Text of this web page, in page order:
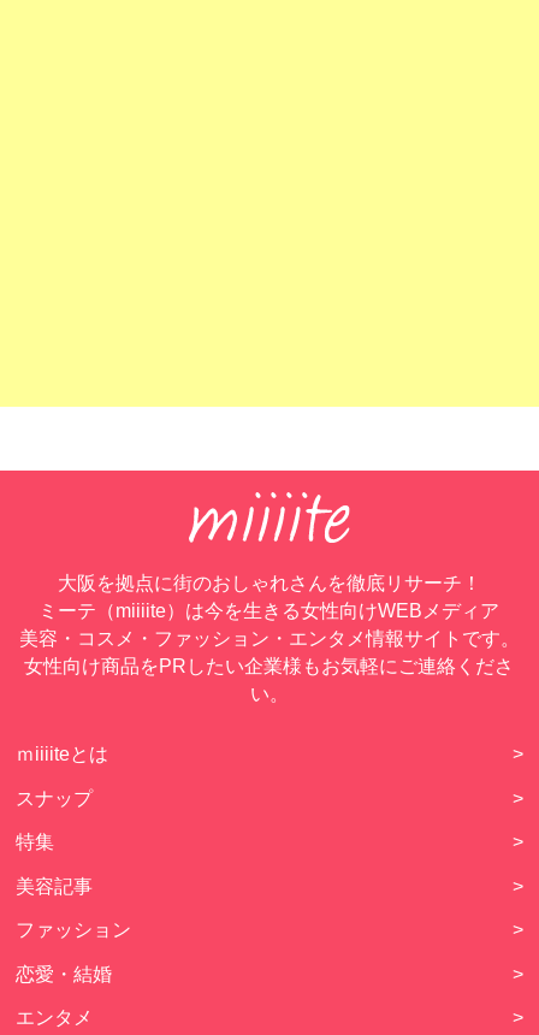
大阪を拠点に街のおしゃれさんを徹底リサーチ！
ミーテ（miiiite）は今を生きる女性向けWEBメディア
美容・コスメ・ファッション・エンタメ情報サイトです。
女性向け商品をPRしたい企業様もお気軽にご連絡くださ
い。
ｍiiiiteとは >
スナップ >
特集 >
美容記事 >
ファッション >
恋愛・結婚 >
エンタメ >